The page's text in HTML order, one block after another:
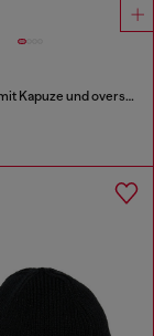
Steppjacke mit Kapuze und oversized Taschen